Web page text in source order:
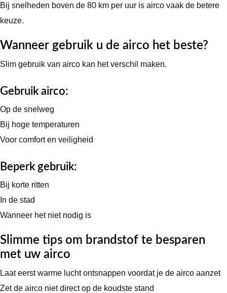
Bij snelheden boven de 80 km per uur is airco vaak de betere
keuze.
Wanneer gebruik u de airco het beste?
Slim gebruik van airco kan het verschil maken.
Gebruik airco:
Op de snelweg
Bij hoge temperaturen
Voor comfort en veiligheid
Beperk gebruik:
Bij korte ritten
In de stad
Wanneer het niet nodig is
Slimme tips om brandstof te besparen
met uw airco
Laat eerst warme lucht ontsnappen voordat je de airco aanzet
Zet de airco niet direct op de koudste stand